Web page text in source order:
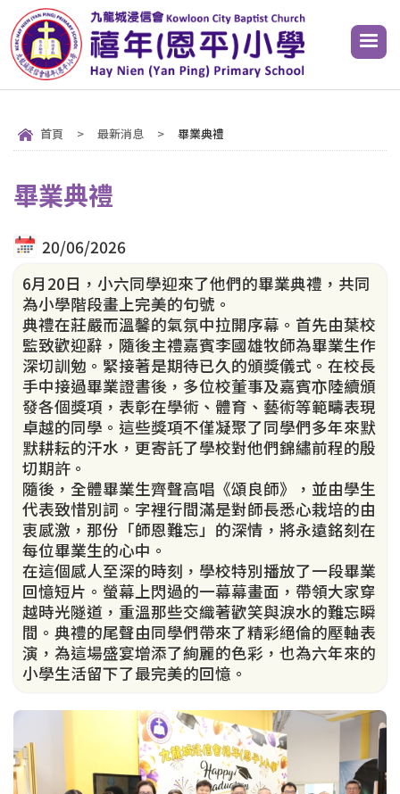
首頁 > 最新消息 > 畢業典禮
畢業典禮
20/06/2026
6月20日，小六同學迎來了他們的畢業典禮，共同
為小學階段畫上完美的句號。
典禮在莊嚴而溫馨的氣氛中拉開序幕。首先由葉校
監致歡迎辭，隨後主禮嘉賓李國雄牧師為畢業生作
深切訓勉。緊接著是期待已久的頒獎儀式。在校長
手中接過畢業證書後，多位校董事及嘉賓亦陸續頒
發各個獎項，表彰在學術、體育、藝術等範疇表現
卓越的同學。這些獎項不僅凝聚了同學們多年來默
默耕耘的汗水，更寄託了學校對他們錦繡前程的殷
切期許。
隨後，全體畢業生齊聲高唱《頌良師》，並由學生
代表致惜別詞。字裡行間滿是對師長悉心栽培的由
衷感激，那份「師恩難忘」的深情，將永遠銘刻在
每位畢業生的心中。
在這個感人至深的時刻，學校特別播放了一段畢業
回憶短片。螢幕上閃過的一幕幕畫面，帶領大家穿
越時光隧道，重溫那些交織著歡笑與淚水的難忘瞬
間。典禮的尾聲由同學們帶來了精彩絕倫的壓軸表
演，為這場盛宴增添了絢麗的色彩，也為六年來的
小學生活留下了最完美的回憶。